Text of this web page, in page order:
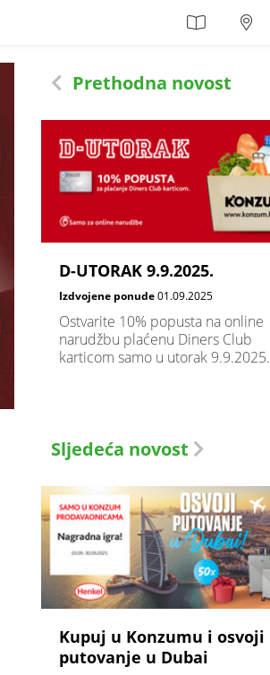
Prethodna novost
D-UTORAK 9.9.2025.
Izdvojene ponude01.09.2025
Ostvarite 10% popusta na online
narudžbu plaćenu Diners Club
karticom samo u utorak 9.9.2025.
Sljedeća novost
Kupuj u Konzumu i osvoji
putovanje u Dubai